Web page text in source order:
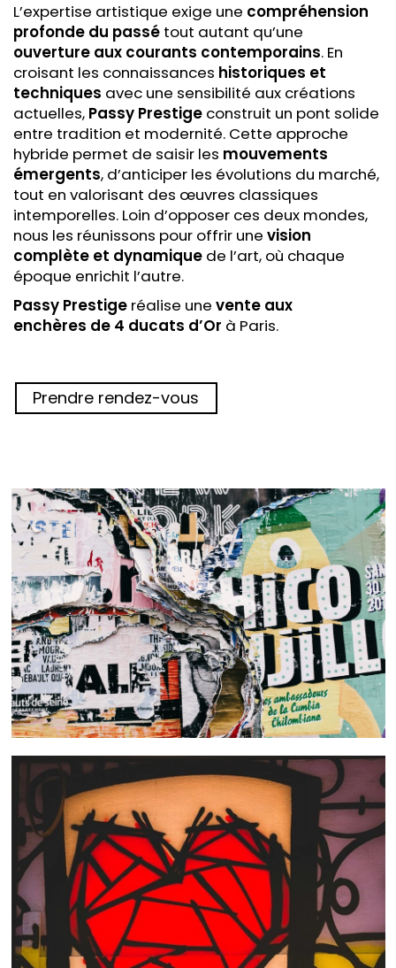
L’expertise artistique exige une compréhension
profonde du passé tout autant qu’une
ouverture aux courants contemporains. En
croisant les connaissances historiques et
techniques avec une sensibilité aux créations
actuelles, Passy Prestige construit un pont solide
entre tradition et modernité. Cette approche
hybride permet de saisir les mouvements
émergents, d’anticiper les évolutions du marché,
tout en valorisant des œuvres classiques
intemporelles. Loin d’opposer ces deux mondes,
nous les réunissons pour offrir une vision
complète et dynamique de l’art, où chaque
époque enrichit l’autre.
Passy Prestige réalise une vente aux
enchères de 4 ducats d’Or à Paris.
Prendre rendez-vous
consulter